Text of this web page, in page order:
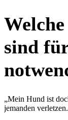
sind
„Mein Hund ist
jemanden